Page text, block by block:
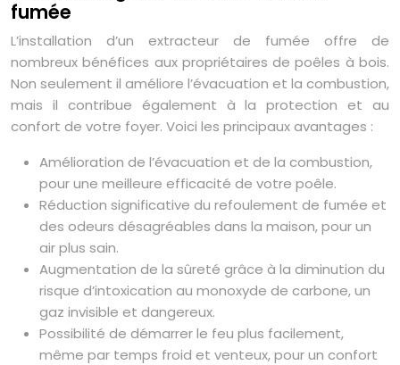
fumée
L’installation d’un extracteur de fumée offre de
nombreux bénéfices aux propriétaires de poêles à bois.
Non seulement il améliore l’évacuation et la combustion,
mais il contribue également à la protection et au
confort de votre foyer. Voici les principaux avantages :
Amélioration de l’évacuation et de la combustion,
pour une meilleure efficacité de votre poêle.
Réduction significative du refoulement de fumée et
des odeurs désagréables dans la maison, pour un
air plus sain.
Augmentation de la sûreté grâce à la diminution du
risque d’intoxication au monoxyde de carbone, un
gaz invisible et dangereux.
Possibilité de démarrer le feu plus facilement,
même par temps froid et venteux, pour un confort